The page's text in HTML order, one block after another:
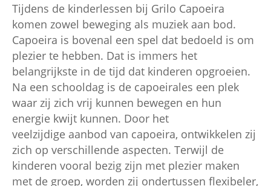
Tijdens de kinderlessen bij Grilo Capoeira
komen zowel beweging als muziek aan bod.
Capoeira is bovenal een spel dat bedoeld is om
plezier te hebben. Dat is immers het
belangrijkste in de tijd dat kinderen opgroeien.
Na een schooldag is de capoeirales een plek
waar zij zich vrij kunnen bewegen en hun
energie kwijt kunnen. Door het
veelzijdige aanbod van capoeira, ontwikkelen zij
zich op verschillende aspecten. Terwijl de
kinderen vooral bezig zijn met plezier maken
met de groep, worden zij ondertussen flexibeler,